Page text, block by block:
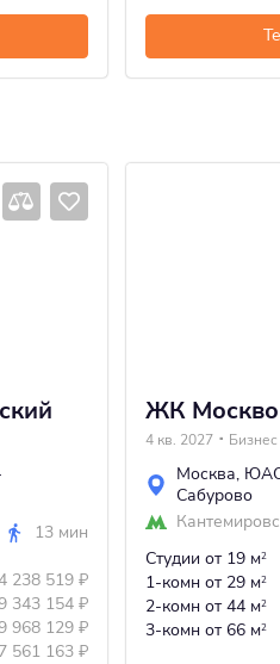
13 мин
238 519 ₽
343 154 ₽
968 129 ₽
561 163 ₽
ЖК
4 кв. 2027 Бизнес
Москва,
Сабурово
Студии от 19 м2
1-комн от 29 м2
2-комн от 44 м2
3-комн от 66 м2